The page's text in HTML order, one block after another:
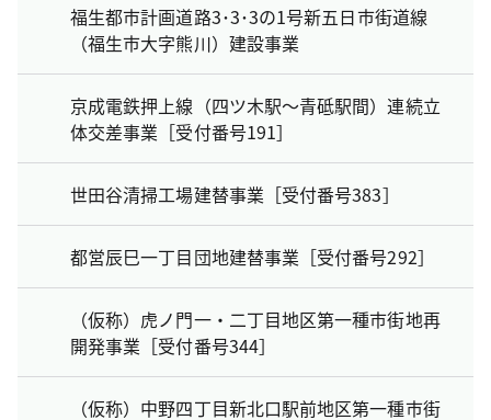
福生都市計画道路3･3･3の1号新五日市街道線
（福生市大字熊川）建設事業
京成電鉄押上線（四ツ木駅～青砥駅間）連続立
体交差事業［受付番号191］
世田谷清掃工場建替事業［受付番号383］
都営辰巳一丁目団地建替事業［受付番号292］
（仮称）虎ノ門一・二丁目地区第一種市街地再
開発事業［受付番号344］
（仮称）中野四丁目新北口駅前地区第一種市街